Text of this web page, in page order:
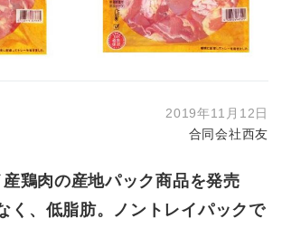
2019年11月12日
合同会社西友
鶏肉の産地パック商品を発売
く、低脂肪。ノントレイパックで